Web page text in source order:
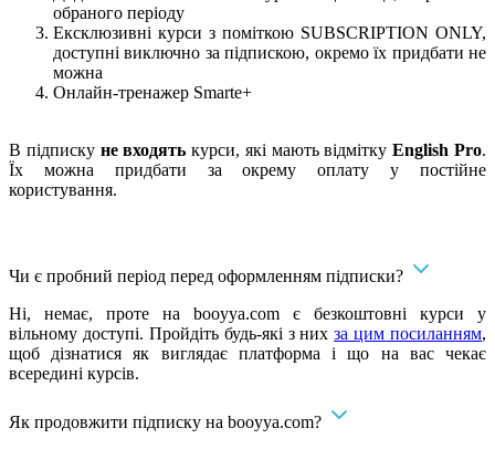
обраного періоду
Ексклюзивні курси з поміткою SUBSCRIPTION ONLY,
доступні виключно за підпискою, окремо їх придбати не
можна
Онлайн-тренажер Smarte+
​В підписку не входять курси, які мають відмітку English Pro.
Їх можна придбати за окрему оплату у постійне
користування.
Чи є пробний період перед оформленням підписки?
Ні, немає, проте на booyya.com є безкоштовні курси у
вільному доступі. Пройдіть будь-які з нихза цим посиланням,
щоб дізнатися як виглядає платформа і що на вас чекає
всередині курсів.
Як продовжити підписку на booyya.com?